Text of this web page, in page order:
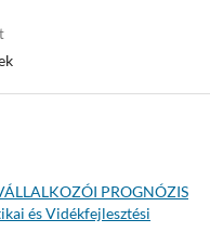
PROGNÓZIS
és Vidékfejlesztési